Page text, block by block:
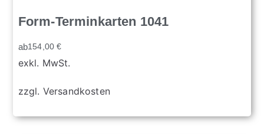
Form-Terminkarten 1041
ab154,00€
exkl. MwSt.
zzgl. Versandkosten